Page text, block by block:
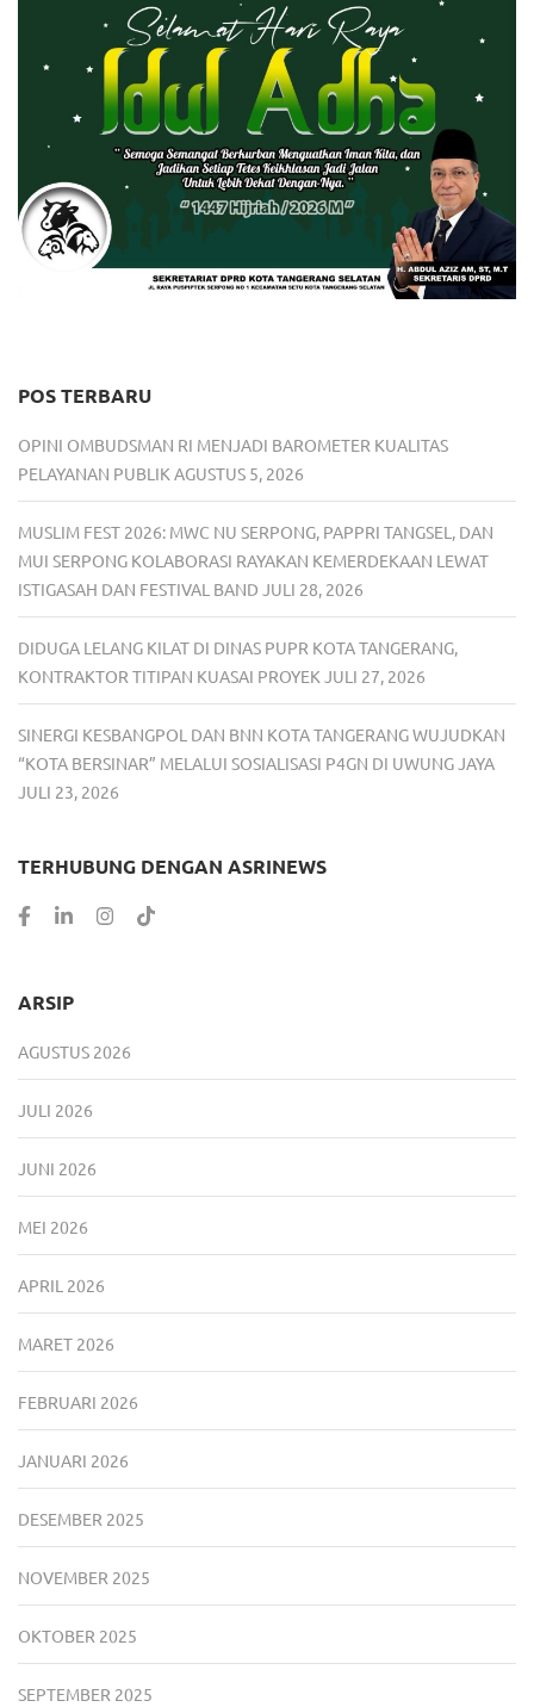
POS TERBARU
OPINI OMBUDSMAN RI MENJADI BAROMETER KUALITAS
PELAYANAN PUBLIK AGUSTUS 5, 2026
MUSLIM FEST 2026: MWC NU SERPONG, PAPPRI TANGSEL, DAN
MUI SERPONG KOLABORASI RAYAKAN KEMERDEKAAN LEWAT
ISTIGASAH DAN FESTIVAL BAND JULI 28, 2026
DIDUGA LELANG KILAT DI DINAS PUPR KOTA TANGERANG,
KONTRAKTOR TITIPAN KUASAI PROYEK JULI 27, 2026
SINERGI KESBANGPOL DAN BNN KOTA TANGERANG WUJUDKAN
“KOTA BERSINAR” MELALUI SOSIALISASI P4GN DI UWUNG JAYA
JULI 23, 2026
TERHUBUNG DENGAN ASRINEWS
ARSIP
AGUSTUS 2026
JULI 2026
JUNI 2026
MEI 2026
APRIL 2026
MARET 2026
FEBRUARI 2026
JANUARI 2026
DESEMBER 2025
NOVEMBER 2025
OKTOBER 2025
SEPTEMBER 2025